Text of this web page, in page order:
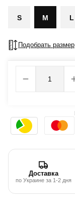
S M L
Подобрать размер
Доставка
по Украине за 1-2 дня